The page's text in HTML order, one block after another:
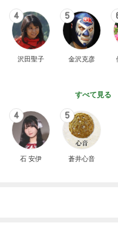
4
沢田聖子
5
金沢克彦
すべて見る
4
石 安伊
5
蒼井心音